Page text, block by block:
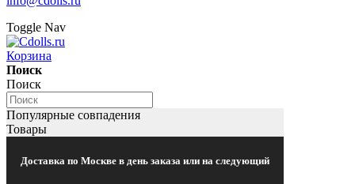
Toggle Nav
Корзина
Поиск
Поиск
Популярные совпадения
Товары
Доставка по Москве в день заказа или на следующий